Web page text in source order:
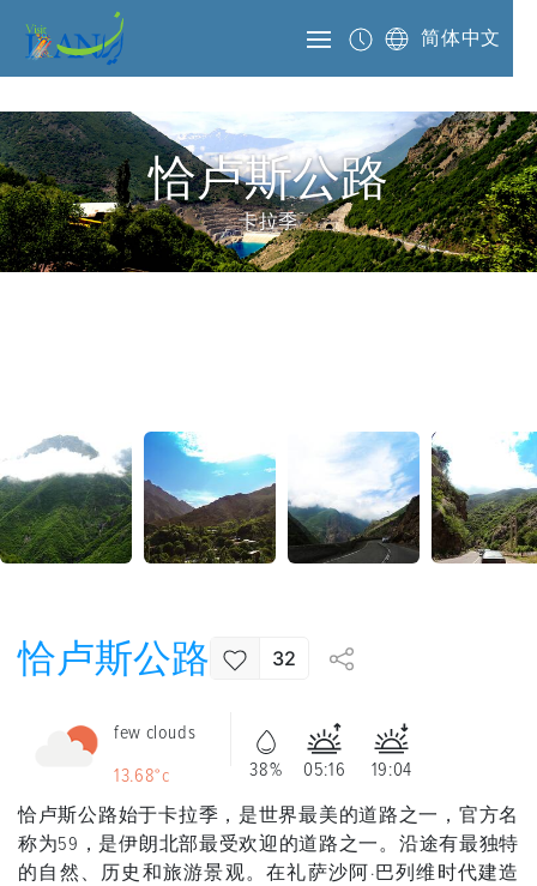
简体中文
恰卢斯公路
卡拉季
恰卢斯公路 32
few clouds
13.68°c
38% 05:16
19:04
恰卢斯公路始于卡拉季，是世界最美的道路之一，官方名
称为59，是伊朗北部最受欢迎的道路之一。沿途有最独特
的自然、历史和旅游景观。在礼萨沙阿·巴列维时代建造